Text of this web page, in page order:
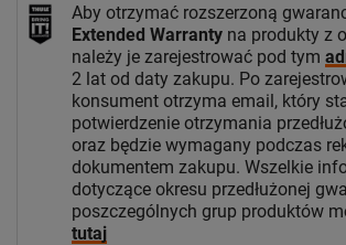
Aby otrzymać rozszerzoną
Extended Warranty na produkty z
należy je zarejestrować pod tym
2 lat od daty zakupu. Po
konsument otrzyma email, który
potwierdzenie otrzymania
oraz będzie wymagany podczas
dokumentem zakupu. Wszelkie
dotyczące okresu przedłużonej
poszczególnych grup produktów
tutaj